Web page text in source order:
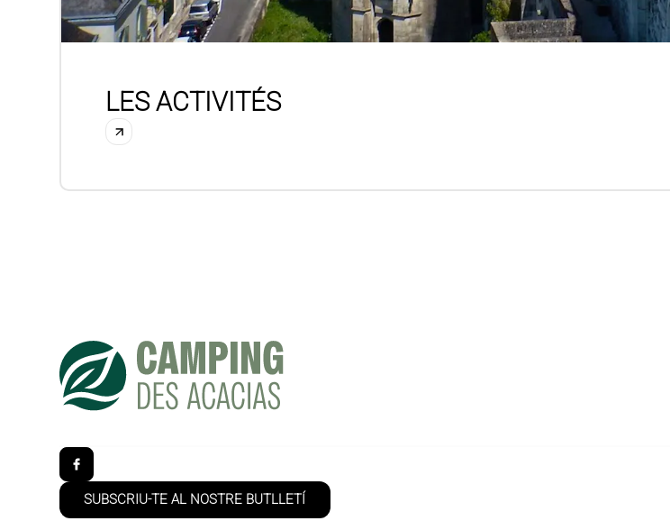
LES ACTIVITÉS
SUBSCRIU-TE AL NOSTRE BUTLLETÍ